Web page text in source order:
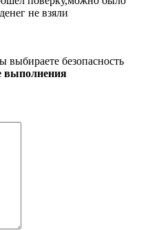
не взяли
выбираете безопасность
выполнения